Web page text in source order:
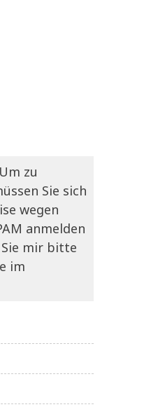
zu
Sie sich
wegen
anmelden
mir bitte
im